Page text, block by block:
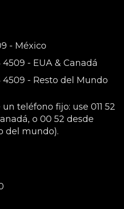
- México
4509 - EUA & Canadá
4509 - Resto del Mundo
teléfono fijo: use 011 52
o 00 52 desde
del mundo).